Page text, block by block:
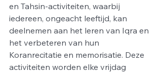
en Tahsin-activiteiten, waarbij
iedereen, ongeacht leeftijd, kan
deelnemen aan het leren van Iqra en
het verbeteren van hun
Koranrecitatie en memorisatie. Deze
activiteiten worden elke vrijdag